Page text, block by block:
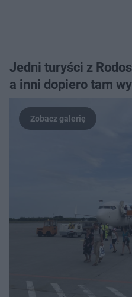
Jedni turyści z
a inni dopiero tam